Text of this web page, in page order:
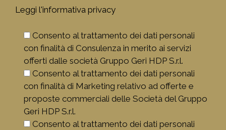
Leggi l'informativa privacy
Consento al trattamento dei dati personali
con finalità di Consulenza in merito ai servizi
offerti dalle società Gruppo Geri HDP S.r.l.
Consento al trattamento dei dati personali
con finalità di Marketing relativo ad offerte e
proposte commerciali delle Società del Gruppo
Geri HDP S.r.l.
Consento al trattamento dei dati personali